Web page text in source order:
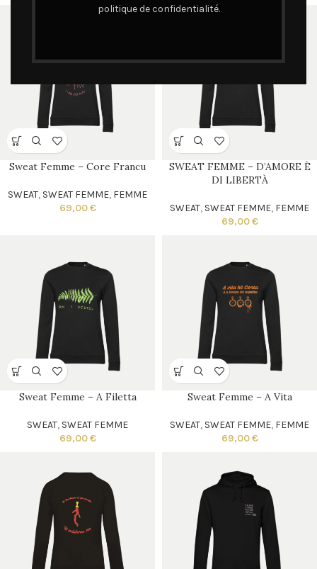
politique de confidentialité.
Sweat Femme – Core Francu
SWEAT, SWEAT FEMME, FEMME
69,00€
SWEAT FEMME – D’AMORE È
DI LIBERTÀ
SWEAT, SWEAT FEMME, FEMME
69,00€
Sweat Femme – A Filetta
SWEAT, SWEAT FEMME
69,00€
Sweat Femme – A Vita
SWEAT, SWEAT FEMME, FEMME
69,00€